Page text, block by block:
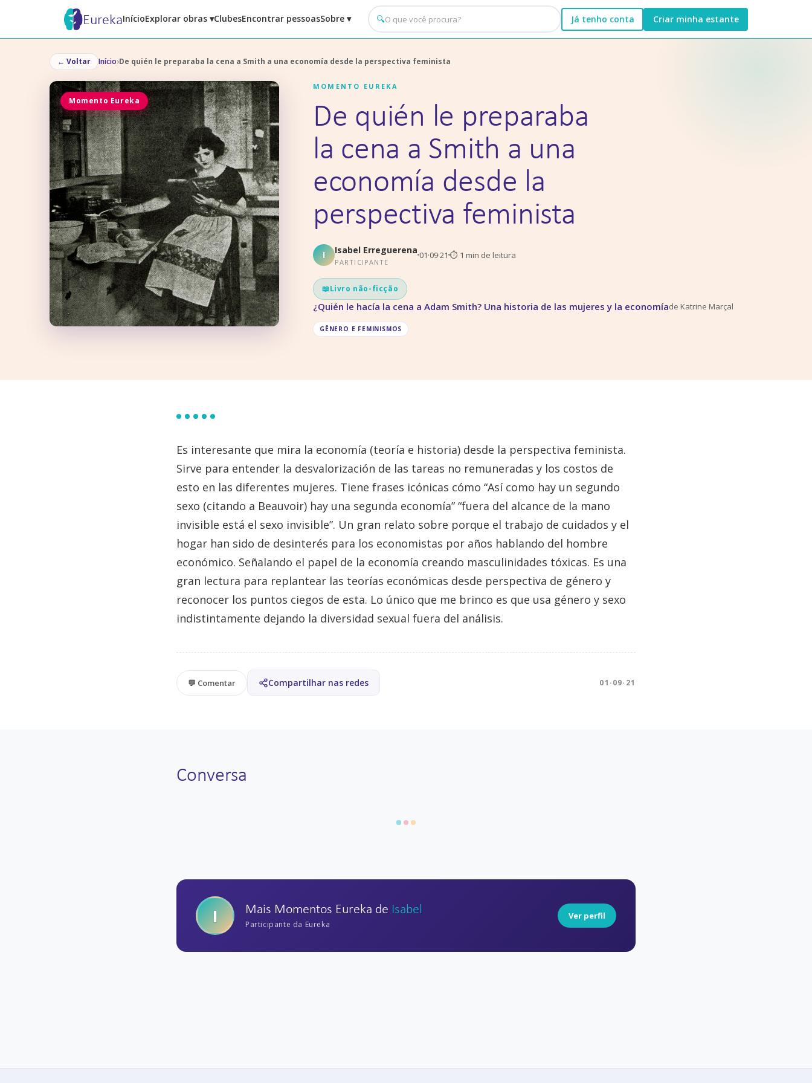
EurekaInícioExplorar obras ▾ClubesEncontrar pessoasSobre ▾ 🔍 Já tenho conta Criar minha estante
← Voltar Início›De quién le preparaba la cena a Smith a una economía desde la perspectiva feminista
Momento Eureka
MOMENTO EUREKA
De quién le preparaba
la cena a Smith a una
economía desde la
perspectiva feminista
I Isabel Erreguerena
PARTICIPANTE
01·09·21 ⏱ 1 min de leitura
📖Livro não-ficção
¿Quién le hacía la cena a Adam Smith? Una historia de las mujeres y la economíade Katrine Marçal
GÊNERO E FEMINISMOS
Es interesante que mira la economía (teoría e historia) desde la perspectiva feminista.
Sirve para entender la desvalorización de las tareas no remuneradas y los costos de
esto en las diferentes mujeres. Tiene frases icónicas cómo “Así como hay un segundo
sexo (citando a Beauvoir) hay una segunda economía” “fuera del alcance de la mano
invisible está el sexo invisible”. Un gran relato sobre porque el trabajo de cuidados y el
hogar han sido de desinterés para los economistas por años hablando del hombre
económico. Señalando el papel de la economía creando masculinidades tóxicas. Es una
gran lectura para replantear las teorías económicas desde perspectiva de género y
reconocer los puntos ciegos de esta. Lo único que me brinco es que usa género y sexo
indistintamente dejando la diversidad sexual fuera del análisis.
💬 Comentar Compartilhar nas redes 01·09·21
Conversa
I Mais Momentos Eureka de Isabel
Participante da Eureka
Ver perfil